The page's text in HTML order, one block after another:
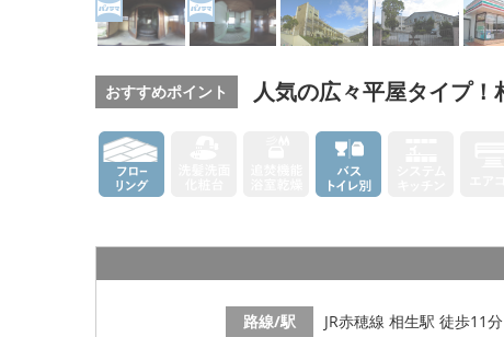
おすすめポイント 人気の広々平屋タイプ！
路線/駅
JR赤穂線 相生駅 徒歩11分